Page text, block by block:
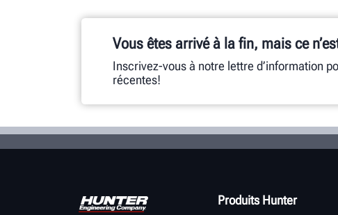
Vous êtes arrivé à la fin, mais ce
Inscrivez-vous à notre lettre d’information
récentes!
Produits Hunter